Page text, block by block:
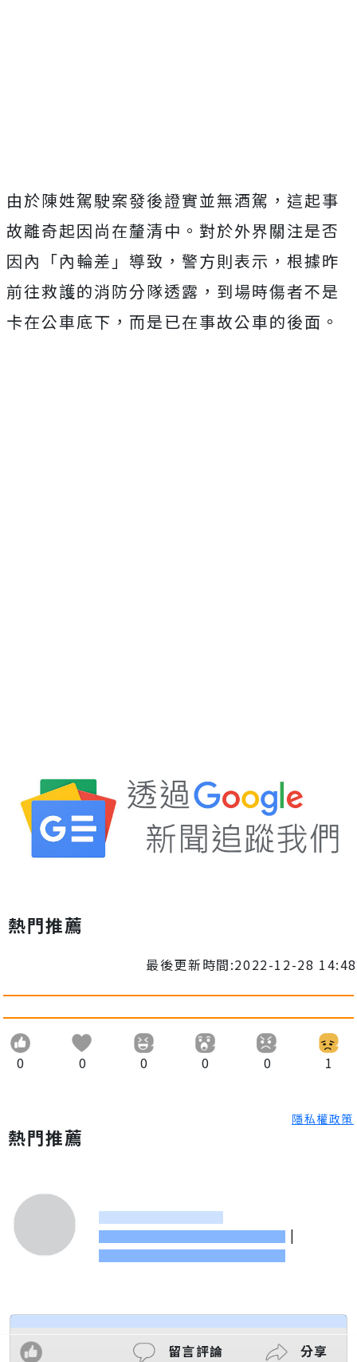
由於陳姓駕駛案發後證實並無酒駕，這起事
故離奇起因尚在釐清中。對於外界關注是否
因內「內輪差」導致，警方則表示，根據昨
前往救護的消防分隊透露，到場時傷者不是
卡在公車底下，而是已在事故公車的後面。
熱門推薦
最後更新時間:2022-12-28 14:48
0 0 0 0 0 1
隱私權政策
熱門推薦
|
留言評論 分享